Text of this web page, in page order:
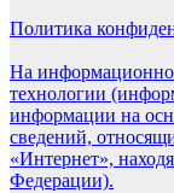
Политика
На
технологии
информации на
сведений,
«Интернет»,
Федерации).